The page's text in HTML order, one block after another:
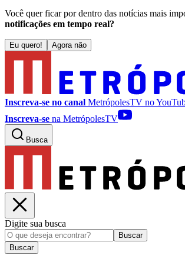
Você quer ficar por dentro das notícias mais
notificações em tempo real?
Eu quero! Agora não
Inscreva-se no canal MetrópolesTV no
Inscreva-se na MetrópolesTV
Busca
Digite sua busca
Buscar
Buscar